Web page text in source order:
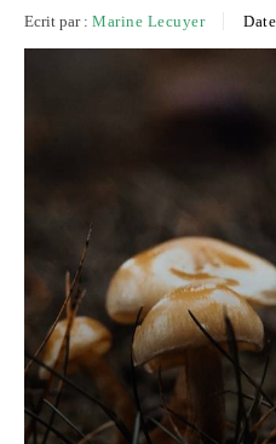
Ecrit par : Marine Lecuyer